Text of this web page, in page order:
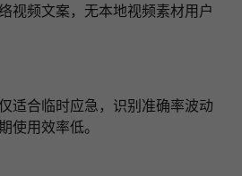
视频文案，无本地视频素材用户
适合临时应急，识别准确率波动
使用效率低。